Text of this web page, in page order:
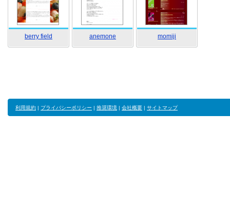
berry field anemone momiji
利用規約 | プライバシーポリシー | 推奨環境 | 会社概要 | サイトマップ